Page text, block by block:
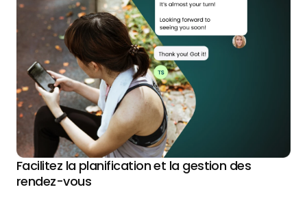
Facilitez la planification et la gestion des
rendez-vous